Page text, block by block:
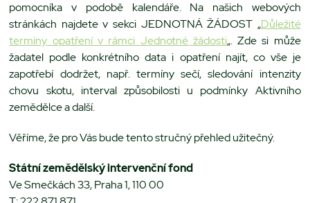
pomocníka v podobě kalendáře. Na našich webových
stránkách najdete v sekci JEDNOTNÁ ŽÁDOST „Důležité
termíny opatření v rámci Jednotné žádosti„. Zde si může
žadatel podle konkrétního data i opatření najít, co vše je
zapotřebí dodržet, např. termíny sečí, sledování intenzity
chovu skotu, interval způsobilosti u podmínky Aktivního
zemědělce a další.
Věříme, že pro Vás bude tento stručný přehled užitečný.
Státní zemědělský intervenční fond
Ve Smečkách 33, Praha 1, 110 00